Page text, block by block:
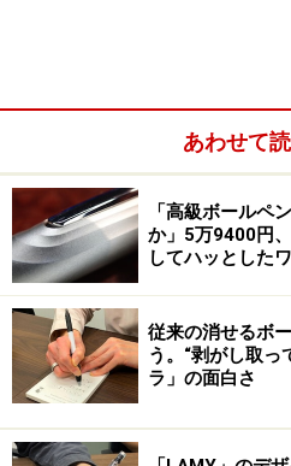
この「旅持ち茶器」を使って
は、収納時に宝瓶の蓋を逆さ
せる収納時のスタイル。これ
なって、しっかりと全体を纏
包んで巾着袋に入れるという
バンに放り込みやすいし、
て、良い感じです。
あわせて
「高級ボールペ
か」5万9400円
してハッとした
従来の消せるボ
う。“剥がし取っ
ラ」の面白さ